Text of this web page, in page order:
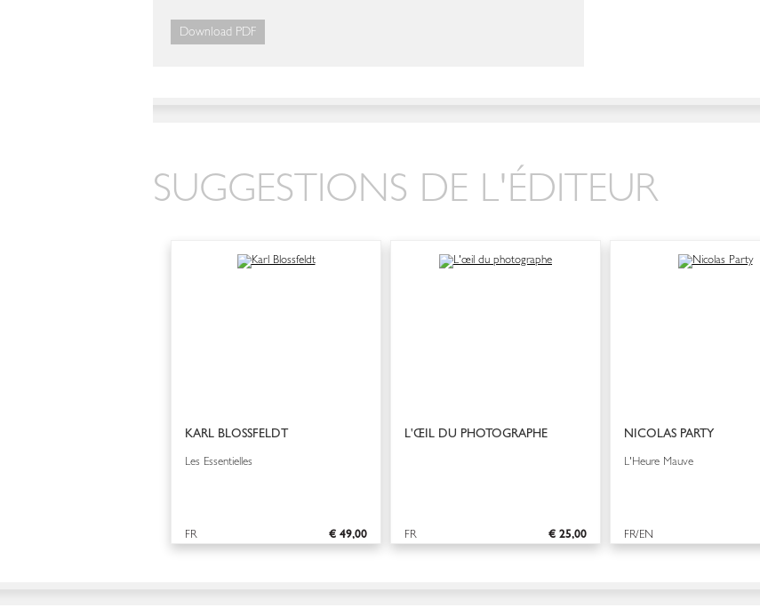
Download PDF
SUGGESTIONS DE L'ÉDITEUR
KARL BLOSSFELDT
Les Essentielles
€ 49,00
FR
L'ŒIL DU PHOTOGRAPHE
€ 25,00
FR
NICOLAS PARTY
L'Heure Mauve
FR/EN